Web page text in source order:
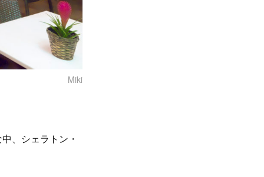
Miki
、シェラトン・